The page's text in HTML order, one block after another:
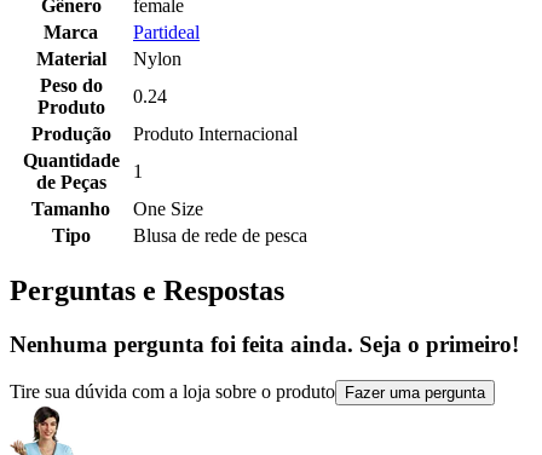
Gênero
female
Marca
Partideal
Material
Nylon
Peso do
Produto
0.24
Produção
Produto Internacional
Quantidade
de Peças
1
Tamanho
One Size
Tipo
Blusa de rede de pesca
Perguntas e Respostas
Nenhuma pergunta foi feita ainda. Seja o primeiro!
Tire sua dúvida com a loja sobre o produto Fazer uma pergunta